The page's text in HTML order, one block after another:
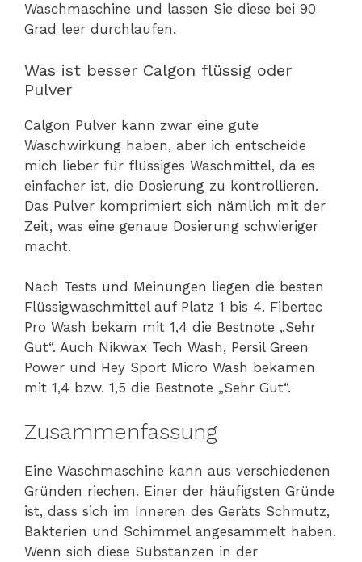
Waschmaschine und lassen Sie diese bei 90
Grad leer durchlaufen.
Was ist besser Calgon flüssig oder
Pulver
Calgon Pulver kann zwar eine gute
Waschwirkung haben, aber ich entscheide
mich lieber für flüssiges Waschmittel, da es
einfacher ist, die Dosierung zu kontrollieren.
Das Pulver komprimiert sich nämlich mit der
Zeit, was eine genaue Dosierung schwieriger
macht.
Nach Tests und Meinungen liegen die besten
Flüssigwaschmittel auf Platz 1 bis 4. Fibertec
Pro Wash bekam mit 1,4 die Bestnote „Sehr
Gut“. Auch Nikwax Tech Wash, Persil Green
Power und Hey Sport Micro Wash bekamen
mit 1,4 bzw. 1,5 die Bestnote „Sehr Gut“.
Zusammenfassung
Eine Waschmaschine kann aus verschiedenen
Gründen riechen. Einer der häufigsten Gründe
ist, dass sich im Inneren des Geräts Schmutz,
Bakterien und Schimmel angesammelt haben.
Wenn sich diese Substanzen in der